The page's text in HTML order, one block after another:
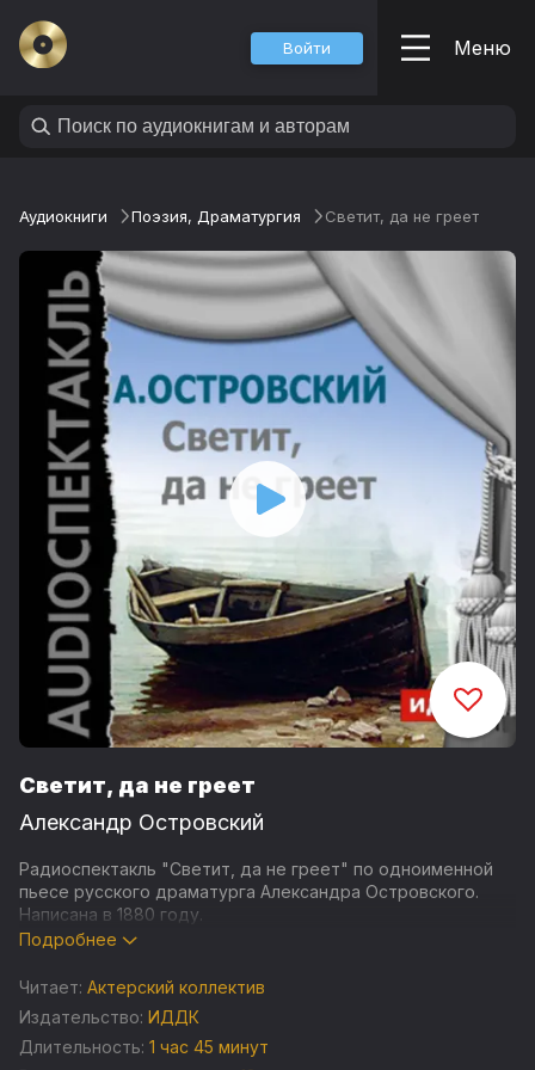
Войти Меню
Аудиокниги Поэзия, Драматургия Светит, да не греет
Светит, да не греет
Александр Островский
Радиоспектакль "Светит, да не греет" по одноименной
пьесе русского драматурга Александра Островского.
Написана в 1880 году.
владелицей помещицей Реневой, живет управляющий
Васильков со своей единственной дочерью —
молоденькой Олей. В глуши деревенской жизни выросла
хорошенькая Оля с ее нетронутой натурой, чуждой
Подробнее
Читает: Актерский коллектив
Издательство: ИДДК
Длительность: 1 час 45 минут